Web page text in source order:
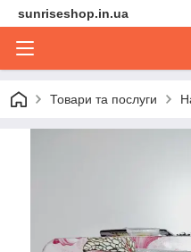
sunriseshop.in.ua
Товари та послуги